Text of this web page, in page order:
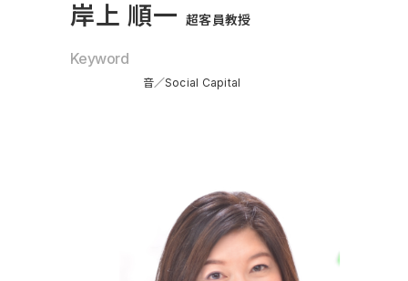
岸上 順一 超客員教授
Keyword
音 Social Capital